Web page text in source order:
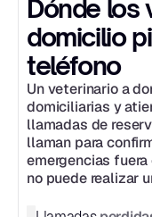
Dónde los
domicilio
teléfono
Un veterinario a
domiciliarias y
llamadas de
llaman para
emergencias
no puede realizar